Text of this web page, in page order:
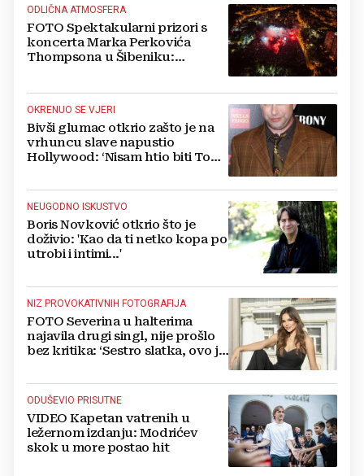
ODLIČNA ATMOSFERA
FOTO Spektakularni prizori s
koncerta Marka Perkovića
Thompsona u Šibeniku:
OKRENUO SE VJERI
Bivši glumac otkrio zašto je na
vrhuncu slave napustio
Hollywood: ‘Nisam htio biti Tom
NEUGODNO ISKUSTVO
Boris Novković otkrio što je
doživio: 'Kao da ti netko kopa po
utrobi i intimi...'
NIZ PROVOKATIVNIH FOTOGRAFIJA
FOTO Severina u halterima
najavila drugi singl, nije prošlo
bez kritika: ‘Sestro slatka, ovo je
ODUŠEVIO PRISUTNE
VIDEO Kapetan vatrenih u
ležernom izdanju: Modrićev
skok u more postao hit